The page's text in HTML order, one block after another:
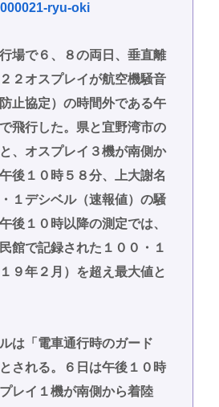
ryu-oki
場で６、８の両日、垂直離
２オスプレイが航空機騒音
止協定）の時間外である午
飛行した。県と宜野湾市の
、オスプレイ３機が南側か
後１０時５８分、上大謝名
１デシベル（速報値）の騒
後１０時以降の測定では、
館で記録された１００・１
９年２月）を超え最大値と
は「電車通行時のガード
される。６日は午後１０時
レイ１機が南側から着陸